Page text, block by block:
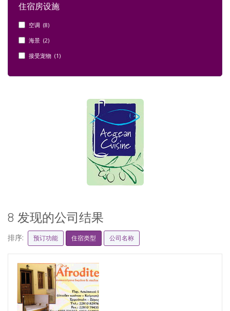
住宿房设施
空调 (8)
海景 (2)
接受宠物 (1)
8 发现的公司结果
排序: 预订功能 住宿类型 公司名称